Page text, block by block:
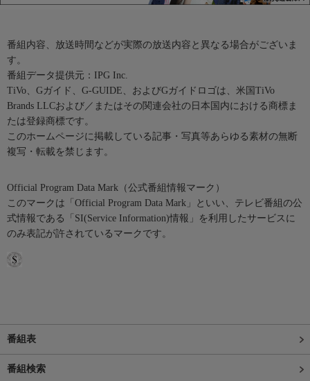
番組内容、放送時間などが実際の放送内容と異なる場合がございま
す。
番組データ提供元：IPG Inc.
TiVo、Gガイド、G-GUIDE、およびGガイドロゴは、米国TiVo
Brands LLCおよび／またはその関連会社の日本国内における商標ま
たは登録商標です。
このホームページに掲載している記事・写真等あらゆる素材の無断
複写・転載を禁じます。
Official Program Data Mark（公式番組情報マーク）
このマークは「Official Program Data Mark」といい、テレビ番組の公
式情報である「SI(Service Information)情報」を利用したサービスに
のみ表記が許されているマークです。
番組表
番組検索